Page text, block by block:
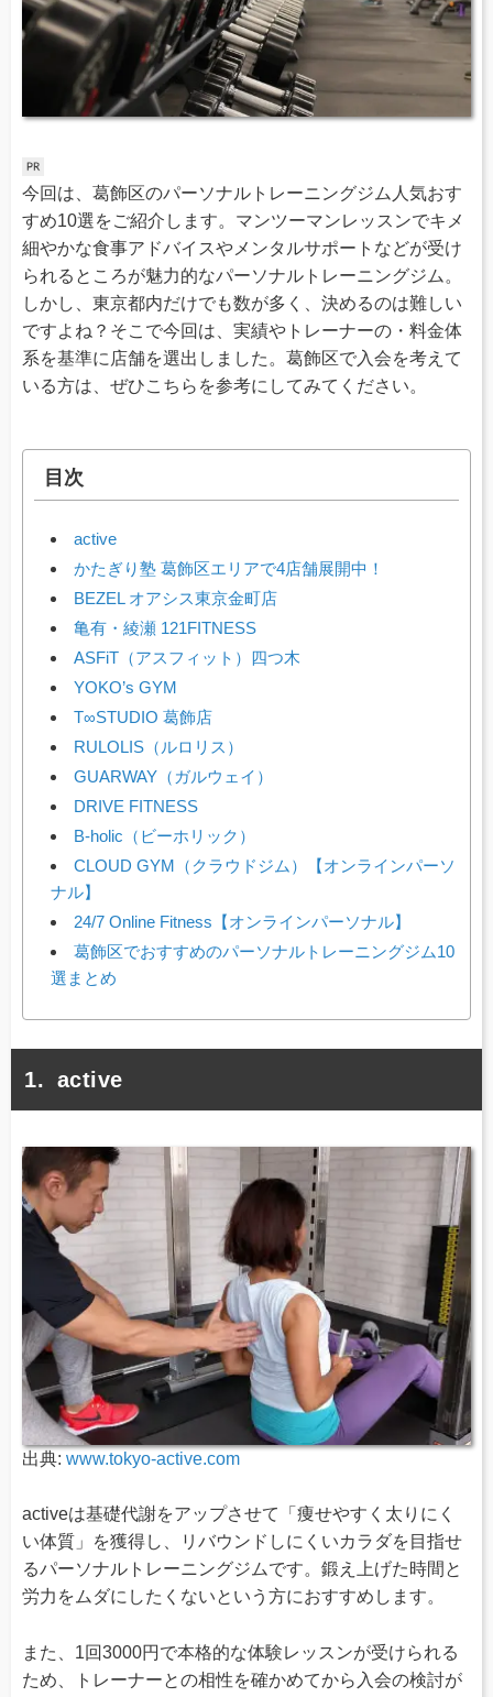
今回は、葛飾区のパーソナルトレーニングジム人気おす
すめ10選をご紹介します。マンツーマンレッスンでキメ
細やかな食事アドバイスやメンタルサポートなどが受け
られるところが魅力的なパーソナルトレーニングジム。
しかし、東京都内だけでも数が多く、決めるのは難しい
ですよね？そこで今回は、実績やトレーナーの・料金体
系を基準に店舗を選出しました。葛飾区で入会を考えて
いる方は、ぜひこちらを参考にしてみてください。
目次
active
かたぎり塾 葛飾区エリアで4店舗展開中！
BEZEL オアシス東京金町店
亀有・綾瀬 121FITNESS
ASFiT（アスフィット）四つ木
YOKO’s GYM
T∞STUDIO 葛飾店
RULOLIS（ルロリス）
GUARWAY（ガルウェイ）
DRIVE FITNESS
B-holic（ビーホリック）
CLOUD GYM（クラウドジム）【オンラインパーソ
ナル】
24/7 Online Fitness【オンラインパーソナル】
葛飾区でおすすめのパーソナルトレーニングジム10
選まとめ
active
出典: www.tokyo-active.com
activeは基礎代謝をアップさせて「痩せやすく太りにく
い体質」を獲得し、リバウンドしにくいカラダを目指せ
るパーソナルトレーニングジムです。鍛え上げた時間と
労力をムダにしたくないという方におすすめします。
また、1回3000円で本格的な体験レッスンが受けられる
ため、トレーナーとの相性を確かめてから入会の検討が